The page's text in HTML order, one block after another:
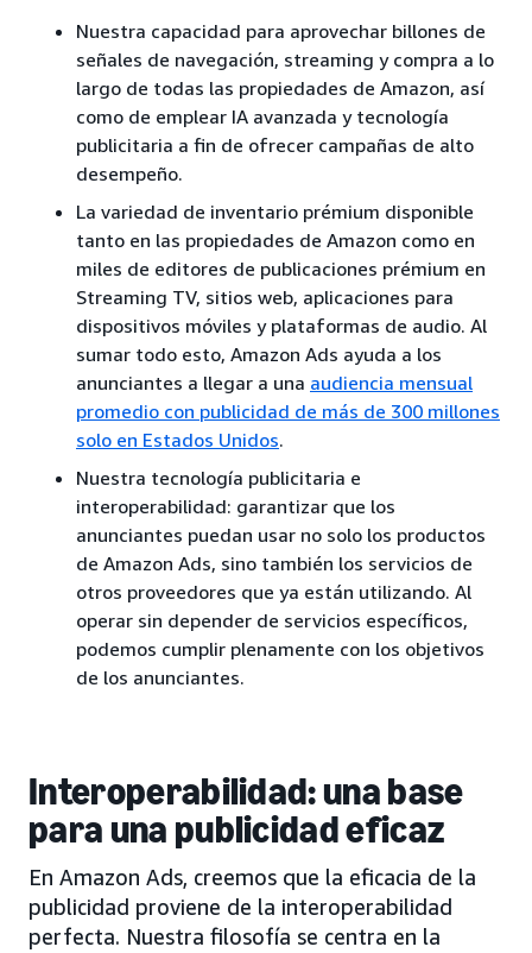
Nuestra capacidad para aprovechar billones de
señales de navegación, streaming y compra a lo
largo de todas las propiedades de Amazon, así
como de emplear IA avanzada y tecnología
publicitaria a fin de ofrecer campañas de alto
desempeño.
La variedad de inventario prémium disponible
tanto en las propiedades de Amazon como en
miles de editores de publicaciones prémium en
Streaming TV, sitios web, aplicaciones para
dispositivos móviles y plataformas de audio. Al
sumar todo esto, Amazon Ads ayuda a los
anunciantes a llegar a una audiencia mensual
promedio con publicidad de más de 300 millones
solo en Estados Unidos.
Nuestra tecnología publicitaria e
interoperabilidad: garantizar que los
anunciantes puedan usar no solo los productos
de Amazon Ads, sino también los servicios de
otros proveedores que ya están utilizando. Al
operar sin depender de servicios específicos,
podemos cumplir plenamente con los objetivos
de los anunciantes.
Interoperabilidad: una base
para una publicidad eficaz
En Amazon Ads, creemos que la eficacia de la
publicidad proviene de la interoperabilidad
perfecta. Nuestra filosofía se centra en la